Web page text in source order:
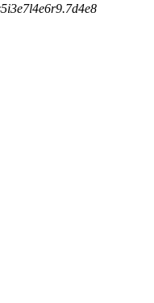
5i3e7l4e6r9.7d4e8